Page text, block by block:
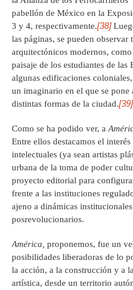
pabellón de México en la
3 y 4, respectivamente.[38]
las páginas, se pueden
arquitectónicos modernos,
paisaje de los estudiantes de las
algunas edificaciones
un imaginario en el que se
distintas formas de la ciudad.[39]
Como se ha podido ver, a
Entre ellos destacamos el
intelectuales (ya sean artistas
urbana de la toma de poder
proyecto editorial para
frente a las instituciones
ajeno a dinámicas
posrevolucionarios.
América, proponemos, fue un
posibilidades liberadoras de lo
la acción, a la construcción y a
artística, desde un territorio